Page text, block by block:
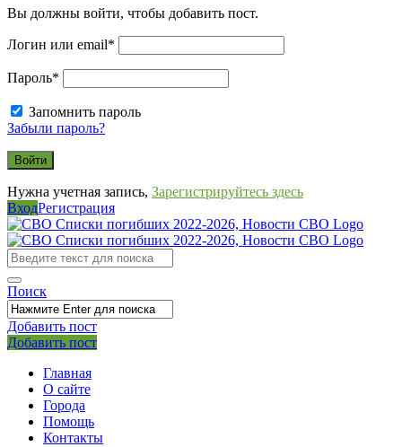
Вы должны войти, чтобы добавить пост.
Логин или email*
Пароль*
Запомнить пароль
Забыли пароль?
Нужна учетная запись, Зарегистрируйтесь здесь
ВходРегистрация
СВО
Списки
погибших
2022-
2026,
Новости
СВО
Поиск
Добавить пост
Мобильное
меню
Выйти
Добавить пост
Главная
О сайте
Города
Помощь
Контакты